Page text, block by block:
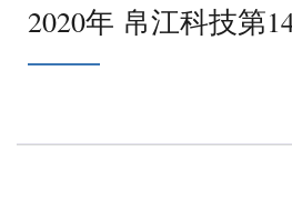
2020年 帛江科技第